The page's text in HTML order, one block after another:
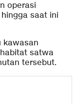
operasi
saat ini
kawasan
satwa
tersebut.